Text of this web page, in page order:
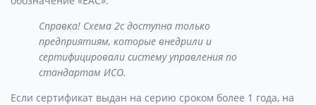
Справка! Схема 2с доступна только
предприятиям, которые внедрили и
сертифицировали систему управления по
стандартам ИСО.
Если сертификат выдан на серию сроком более 1 года, на